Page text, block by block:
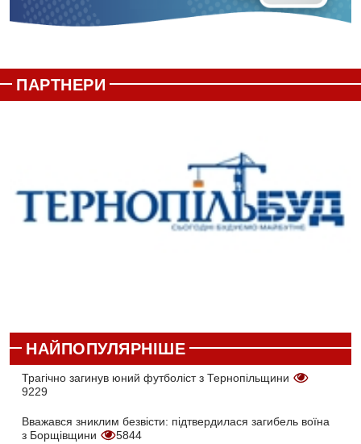
ПАРТНЕРИ
НАЙПОПУЛЯРНІШЕ
Трагічно загинув юний футболіст з Тернопільщини
9229
Вважався зниклим безвісти: підтвердилася загибель воїна
з Борщівщини
5844